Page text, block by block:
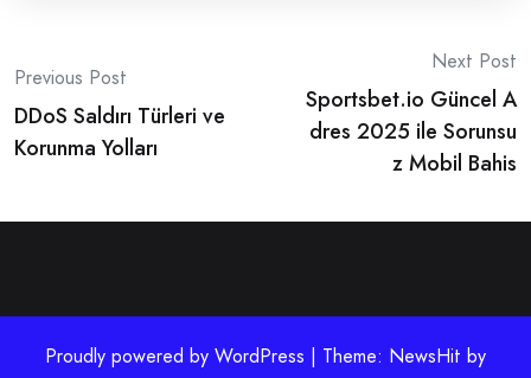
Post
navigation
Previous Post
DDoS Saldırı Türleri ve
Korunma Yolları
Next Post
Sportsbet.io Güncel A
dres 2025 ile Sorunsu
z Mobil Bahis
Proudly powered by WordPress | Theme: NewsHit by